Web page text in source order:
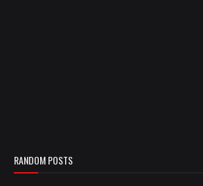
RANDOM POSTS